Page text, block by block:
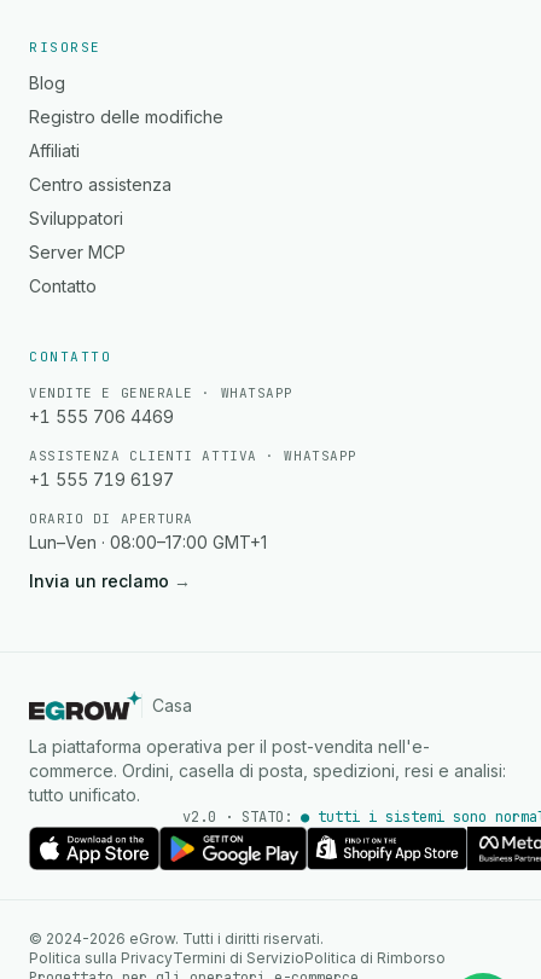
RISORSE
Blog
Registro delle modifiche
Affiliati
Centro assistenza
Sviluppatori
Server MCP
Contatto
CONTATTO
VENDITE E GENERALE · WHATSAPP
+1 555 706 4469
ASSISTENZA CLIENTI ATTIVA · WHATSAPP
+1 555 719 6197
ORARIO DI APERTURA
Lun–Ven · 08:00–17:00 GMT+1
Invia un reclamo →
Casa
La piattaforma operativa per il post-vendita nell'e-
commerce. Ordini, casella di posta, spedizioni, resi e analisi:
tutto unificato.
v2.0 · STATO: ● tutti i sistemi sono
© 2024-2026 eGrow. Tutti i diritti riservati.
Politica sulla PrivacyTermini di ServizioPolitica di Rimborso
WhatsApp